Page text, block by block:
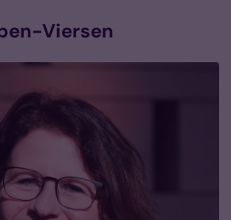
Viersen